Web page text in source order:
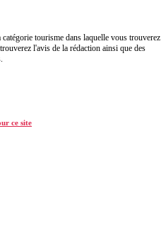
tourisme dans laquelle vous trouverez
l'avis de la rédaction ainsi que des
ce site